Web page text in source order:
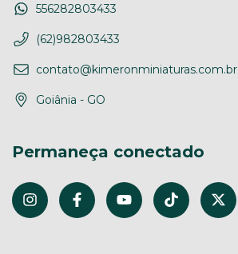
556282803433
(62)982803433
contato@kimeronminiaturas.com.br
Goiânia - GO
Permaneça conectado